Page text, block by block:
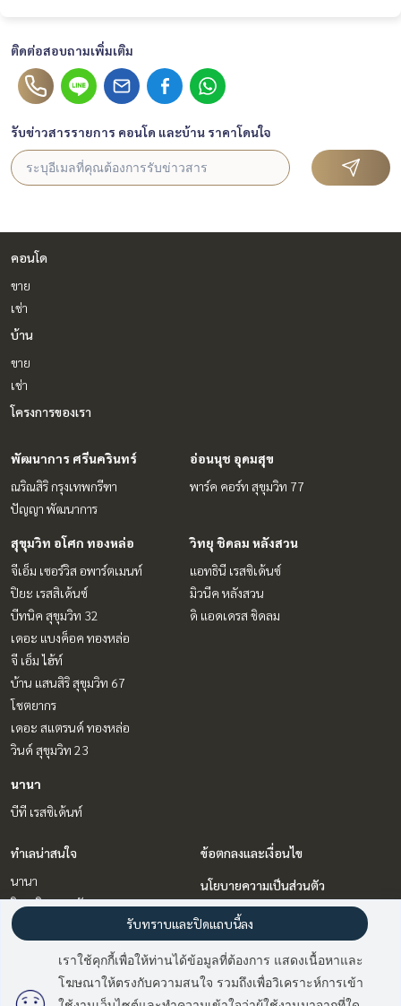
มี2คนกำลังดูประกาศนี้
ติดต่อสอบถามเพิ่มเติม
รับข่าวสารรายการ คอนโด และบ้าน ราคาโดนใจ
คอนโด
ขาย
เช่า
บ้าน
ขาย
เช่า
โครงการของเรา
พัฒนาการ ศรีนครินทร์
ณริณสิริ กรุงเทพกรีฑา
ปัญญา พัฒนาการ
อ่อนนุช อุดมสุข
พาร์ค คอร์ท สุขุมวิท 77
สุขุมวิท อโศก ทองหล่อ
จีเอ็ม เซอร์วิส อพาร์ตเมนท์
ปิยะ เรสสิเด้นซ์
บีทนิค สุขุมวิท 32
เดอะ แบงค็อค ทองหล่อ
จี เอ็ม ไฮ้ท์
บ้าน แสนสิริ สุขุมวิท 67
โชตยากร
เดอะ สแตรนด์ ทองหล่อ
วินด์ สุขุมวิท 23
วิทยุ ชิดลม หลังสวน
แอทธินี เรสซิเด้นซ์
มิวนีค หลังสวน
ดิ แอดเดรส ชิดลม
นานา
บีที เรสซิเด้นท์
ทำเลน่าสนใจ
นานา
วิทยุ ชิดลม หลังสวน
อ่อนนุช อุดมสุข
สุขุมวิท อโศก ทองหล่อ
ข้อตกลงและเงื่อนไข
นโยบายความเป็นส่วนตัว
เกี่ยวกับเรา
วิธีการฝากขาย-เช่า
ติดต่อ
เราใช้คุกกี้เพื่อให้ท่านได้ข้อมูลที่ต้องการ แสดงเนื้อหาและ
โฆษณาให้ตรงกับความสนใจ รวมถึงเพื่อวิเคราะห์การเข้า
รับทราบและปิดแถบนี้ลง